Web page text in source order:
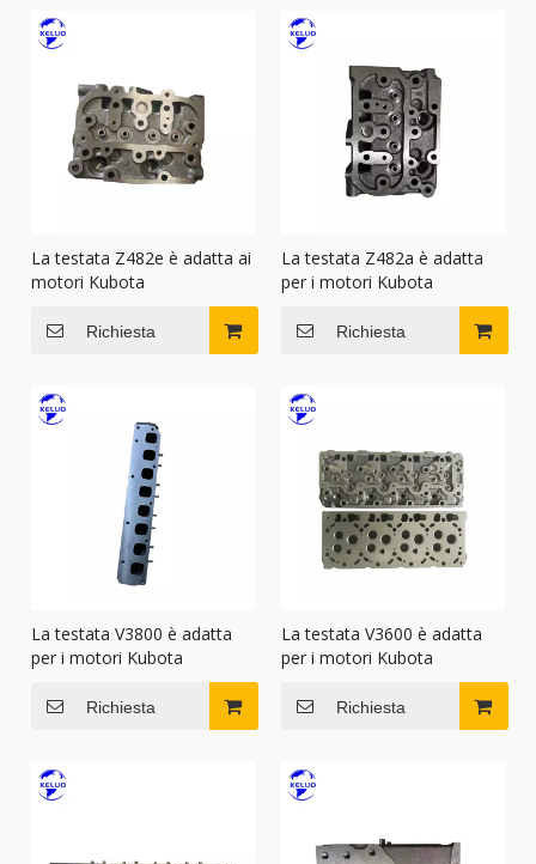
La testata Z482e è adatta ai
motori Kubota
Richiesta
La testata Z482a è adatta
per i motori Kubota
Richiesta
La testata V3800 è adatta
per i motori Kubota
Richiesta
La testata V3600 è adatta
per i motori Kubota
Richiesta